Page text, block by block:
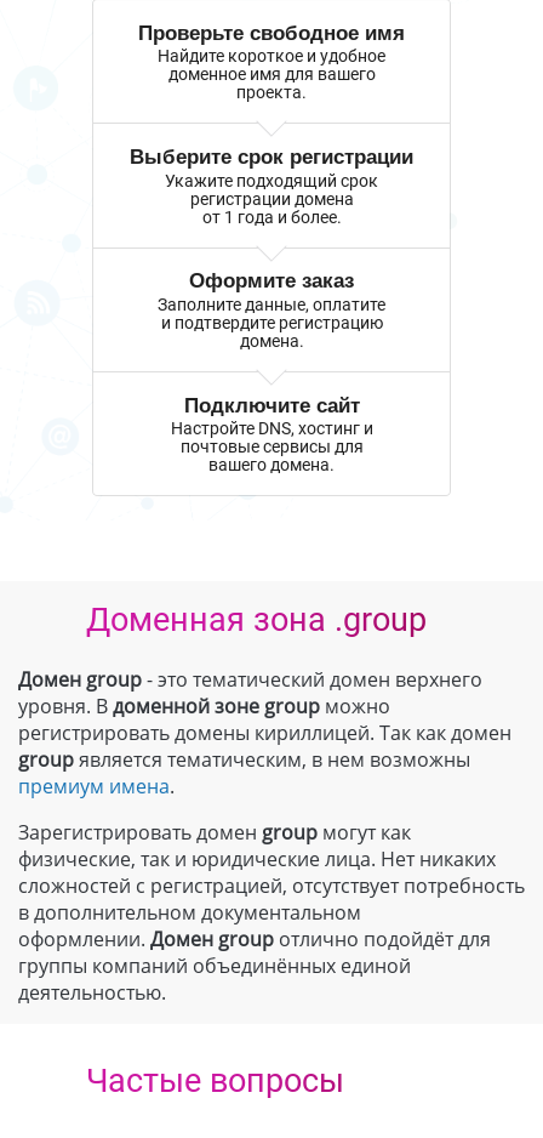
Проверьте свободное имя
Найдите короткое и удобное
доменное имя для вашего
проекта.
Выберите срок регистрации
Укажите подходящий срок
регистрации домена
от 1 года и более.
Оформите заказ
Заполните данные, оплатите
и подтвердите регистрацию
домена.
Подключите сайт
Настройте DNS, хостинг и
почтовые сервисы для
вашего домена.
Доменная зона .group
Домен group- это тематический домен верхнего
уровня. Вдоменной зоне group можно
регистрировать домены кириллицей. Так как домен
groupявляется тематическим, в нем возможны
премиум имена.
Зарегистрировать домен group могут как
физические, так и юридические лица. Нет никаких
сложностей с регистрацией, отсутствует потребность
в дополнительном документальном
оформлении. Домен group отлично подойдёт для
группы компаний объединённых единой
деятельностью.
Частые вопросы